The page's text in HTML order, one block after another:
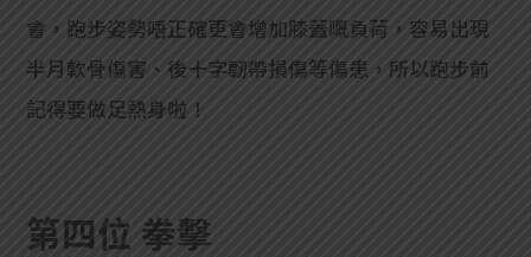
會，跑步姿勢唔正確更會增加膝蓋嘅負荷，容易出現
半月軟骨傷害、後十字韌帶損傷等傷患，所以跑步前
記得要做足熱身啦！
第四位 拳擊